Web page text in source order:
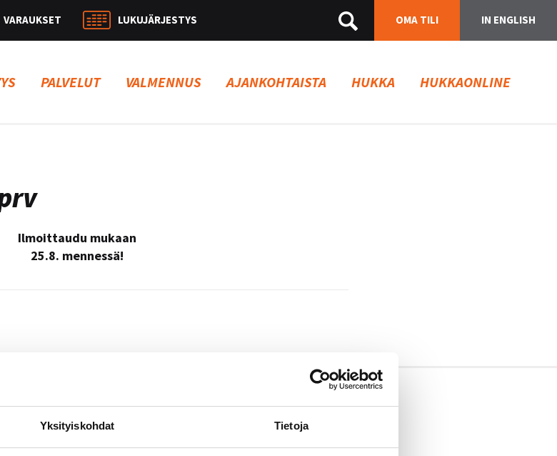
Yksityiskohdat Tietoja
VARAUKSET LUKUJÄRJESTYS OMA TILI IN ENGLISH
PALVELUT VALMENNUS AJANKOHTAISTA HUKKA HUKKAONLINE
Ilmoittaudu mukaan
25.8. mennessä!